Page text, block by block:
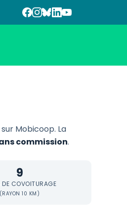
Mobicoop. La
commission.
9
DE COVOITURAGE
(RAYON 10 KM)